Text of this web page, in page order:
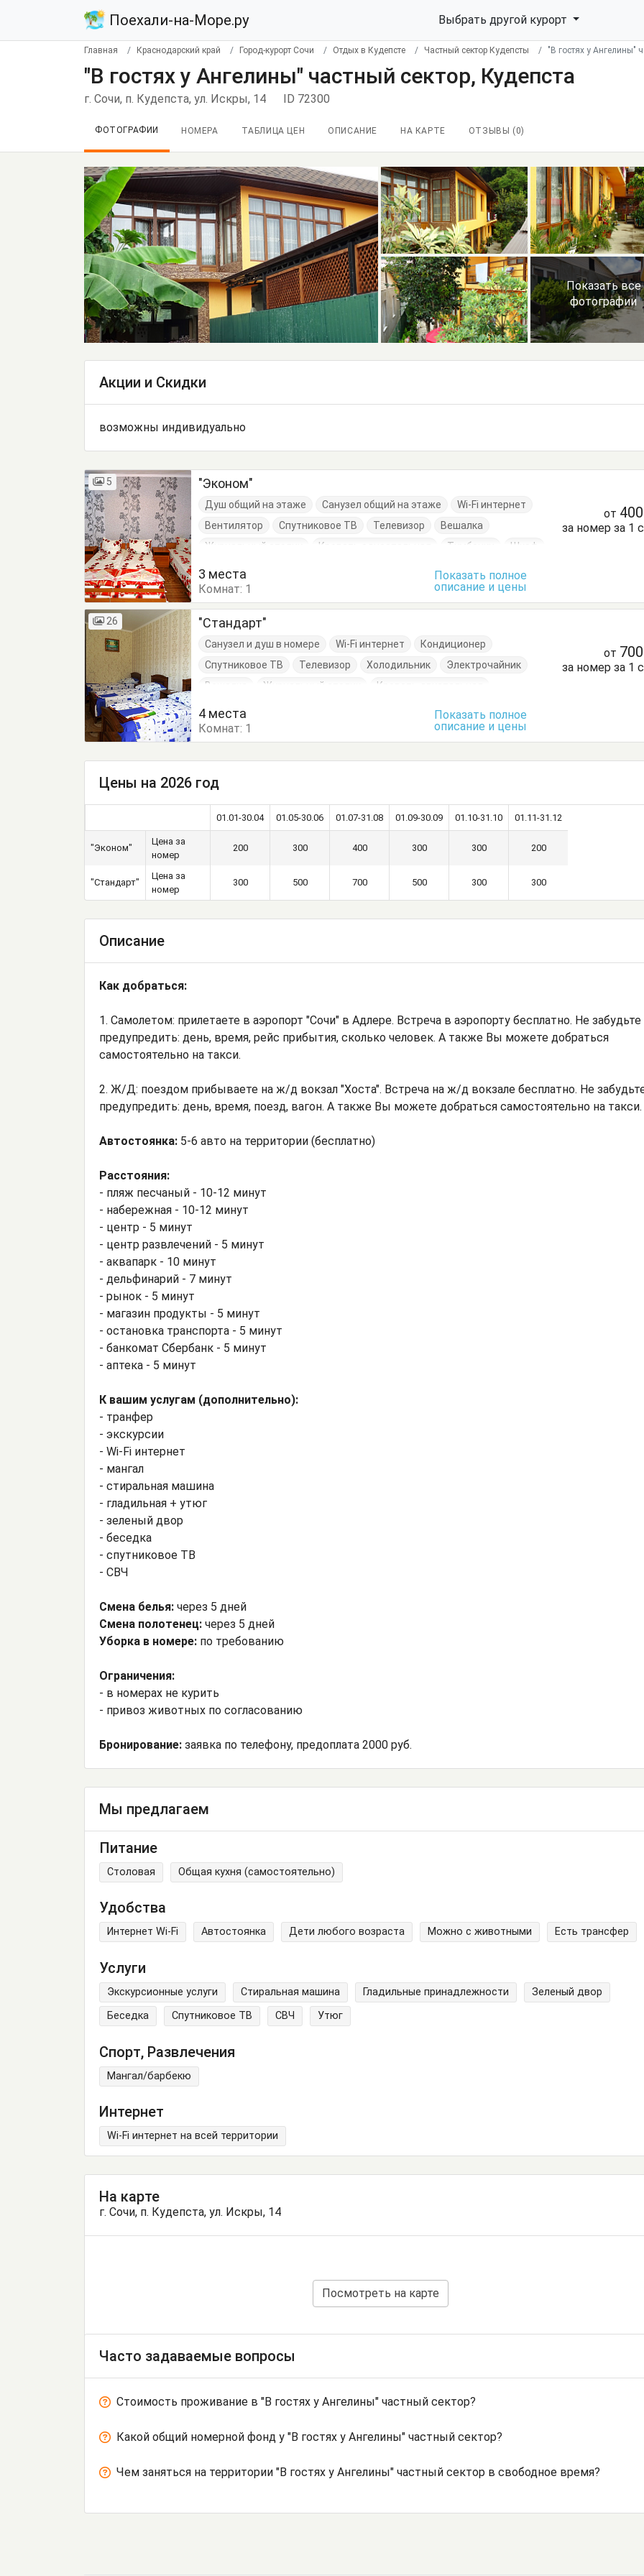
Поехали-на-Море.ру Выбрать другой курорт
Главная Краснодарский край Город-курорт Сочи Отдых в Кудепсте Частный сектор Кудепсты "В гостях у Ангелины"
"В гостях у Ангелины" частный сектор, Кудепста
г. Coчи, п. Кудепста, ул. Искры, 14 ID 72300
ФОТОГРАФИИ НОМЕРА ТАБЛИЦА ЦЕН ОПИСАНИЕ НА КАРТЕ ОТЗЫВЫ ( 0)
Показать все
фотографии
Акции и Скидки
возможны индивидуально
5 "Эконом"
Душ общий на этаже Санузел общий на этаже
Wi-Fi интернет
Вентилятор
Спутниковое ТВ Телевизор
Вешалка
Журнальный столик
Кровать односпальная Тумбочки Шкаф
от
за номер за 1
3 места
Комнат: 1
Показать полное
описание и цены
26 "Стандарт"
Санузел и душ в номере Wi-Fi интернет
Кондиционер
Спутниковое ТВ
Телевизор Холодильник
Электрочайник
Вешалка
Журнальный столик
Кровать двуспальная
от
за номер за 1
4 места
Комнат: 1
Показать полное
описание и цены
Цены на 2026 год
01.01-30.04 01.05-30.06 01.07-31.08 01.09-30.09 01.10-31.10 01.11-31.12
"Эконом"
Цена за
номер
200 300 400 300 300 200
"Стандарт"
Цена за
номер
300 500 700 500 300 300
Описание
Как добраться:
1. Самолетом: прилетаете в аэропорт "Сочи" в Адлере. Встреча в аэропорту бесплатно. Не забудьте
предупредить: день, время, рейс прибытия, сколько человек. А также Вы можете добраться
самостоятельно на такси.
2. Ж/Д: поездом прибываете на ж/д вокзал "Хоста". Встреча на ж/д вокзале бесплатно. Не
предупредить: день, время, поезд, вагон. А также Вы можете добраться самостоятельно на такси.
Автостоянка: 5-6 авто на территории (бесплатно)
Расстояния:
- пляж песчаный - 10-12 минут
- набережная - 10-12 минут
- центр - 5 минут
- центр развлечений - 5 минут
- аквапарк - 10 минут
- дельфинарий - 7 минут
- рынок - 5 минут
- магазин продукты - 5 минут
- остановка транспорта - 5 минут
- банкомат Сбербанк - 5 минут
- аптека - 5 минут
К вашим услугам (дополнительно):
- транфер
- экскурсии
- Wi-Fi интернет
- мангал
- стиральная машина
- гладильная + утюг
- зеленый двор
- беседка
- спутниковое ТВ
- СВЧ
Смена белья: через 5 дней
Смена полотенец: через 5 дней
Уборка в номере: по требованию
Ограничения:
- в номерах не курить
- привоз животных по согласованию
Бронирование: заявка по телефону, предоплата 2000 руб.
Мы предлагаем
Питание
Столовая Общая кухня (самостоятельно)
Удобства
Интернет Wi-Fi Автостоянка Дети любого возраста Можно с животными Есть трансфер
Услуги
Экскурсионные услуги Стиральная машина Гладильные принадлежности
Зеленый двор
Беседка
Спутниковое ТВ СВЧ Утюг
Спорт, Развлечения
Мангал/барбекю
Интернет
Wi-Fi интернет на всей территории
На карте
г. Coчи, п. Кудепста, ул. Искры, 14
Посмотреть на карте
Часто задаваемые вопросы
Стоимость проживание в "В гостях у Ангелины" частный сектор?
Какой общий номерной фонд у "В гостях у Ангелины" частный сектор?
Чем заняться на территории "В гостях у Ангелины" частный сектор в свободное время?